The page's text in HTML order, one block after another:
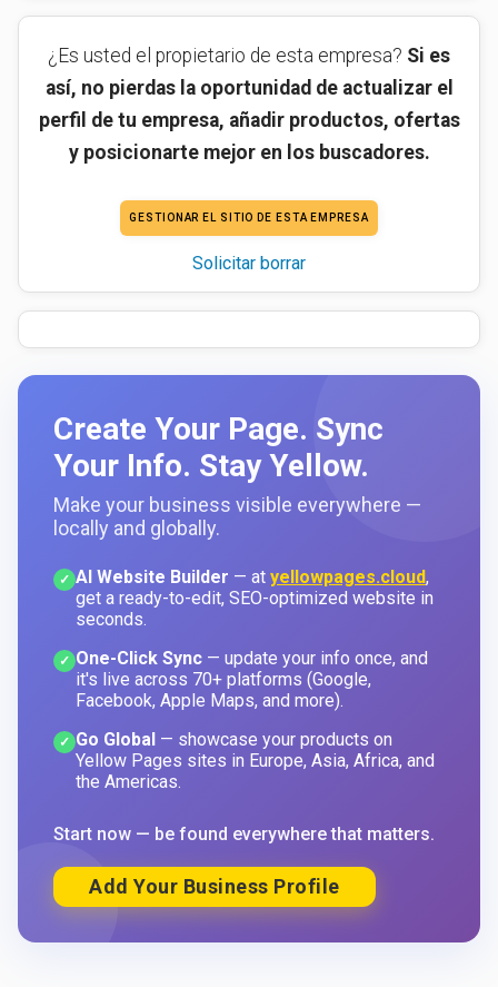
¿Es usted el propietario de esta empresa? Si es
así, no pierdas la oportunidad de actualizar el
perfil de tu empresa, añadir productos, ofertas
y posicionarte mejor en los buscadores.
GESTIONAR EL SITIO DE ESTA EMPRESA
Solicitar borrar
Create Your Page. Sync
Your Info. Stay Yellow.
Make your business visible everywhere —
locally and globally.
✓ AI Website Builder — at yellowpages.cloud,
get a ready-to-edit, SEO-optimized website in
seconds.
✓ One-Click Sync — update your info once, and
it's live across 70+ platforms (Google,
Facebook, Apple Maps, and more).
✓ Go Global — showcase your products on
Yellow Pages sites in Europe, Asia, Africa, and
the Americas.
Start now — be found everywhere that matters.
Add Your Business Profile